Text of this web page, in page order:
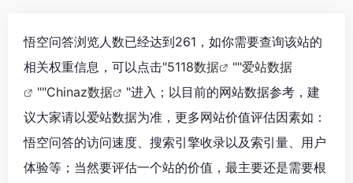
悟空问答浏览人数已经达到261，如你需要查询该站的
相关权重信息，可以点击"5118数据 ""爱站数据
""Chinaz数据
"进入；以目前的网站数据参考，建
议大家请以爱站数据为准，更多网站价值评估因素如：
悟空问答的访问速度、搜索引擎收录以及索引量、用户
体验等；当然要评估一个站的价值，最主要还是需要根